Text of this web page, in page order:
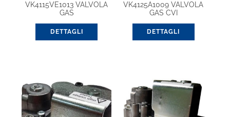
VK4115VE1013 VALVOLA
GAS
DETTAGLI
VK4125A1009 VALVOLA
GAS CVI
DETTAGLI